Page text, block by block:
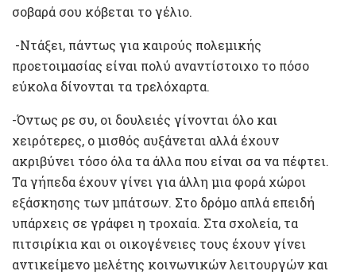
σοβαρά σου κόβεται το γέλιο.
-Ντάξει, πάντως για καιρούς πολεμικής
προετοιμασίας είναι πολύ αναντίστοιχο το πόσο
εύκολα δίνονται τα τρελόχαρτα.
-Όντως ρε συ, οι δουλειές γίνονται όλο και
χειρότερες, ο μισθός αυξάνεται αλλά έχουν
ακριβύνει τόσο όλα τα άλλα που είναι σα να πέφτει.
Τα γήπεδα έχουν γίνει για άλλη μια φορά χώροι
εξάσκησης των μπάτσων. Στο δρόμο απλά επειδή
υπάρχεις σε γράφει η τροχαία. Στα σχολεία, τα
πιτσιρίκια και οι οικογένειες τους έχουν γίνει
αντικείμενο μελέτης κοινωνικών λειτουργών και